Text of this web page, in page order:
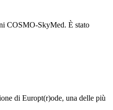
COSMO-SkyMed. È stato
di Europt(r)ode, una delle più